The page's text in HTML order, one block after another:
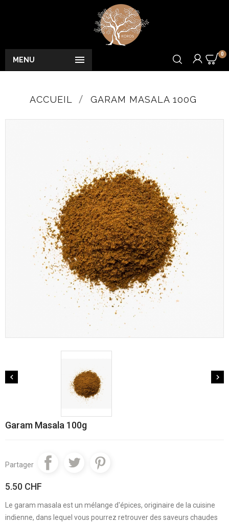

MENU
0
ACCUEIL GARAM MASALA 100G
 
Garam Masala 100g
Partager
5.50 CHF
Le garam masala est un mélange d'épices, originaire de la cuisine
indienne, dans lequel vous pourrez retrouver des saveurs chaudes